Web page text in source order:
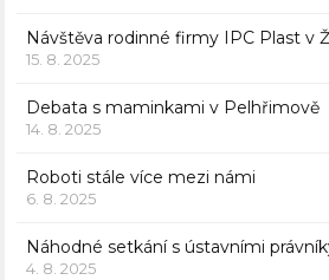
Návštěva rodinné firmy IPC Plast v
15. 8. 2025
Debata s maminkami v Pelhřimově
14. 8. 2025
Roboti stále více mezi námi
6. 8. 2025
Náhodné setkání s ústavními
4. 8. 2025